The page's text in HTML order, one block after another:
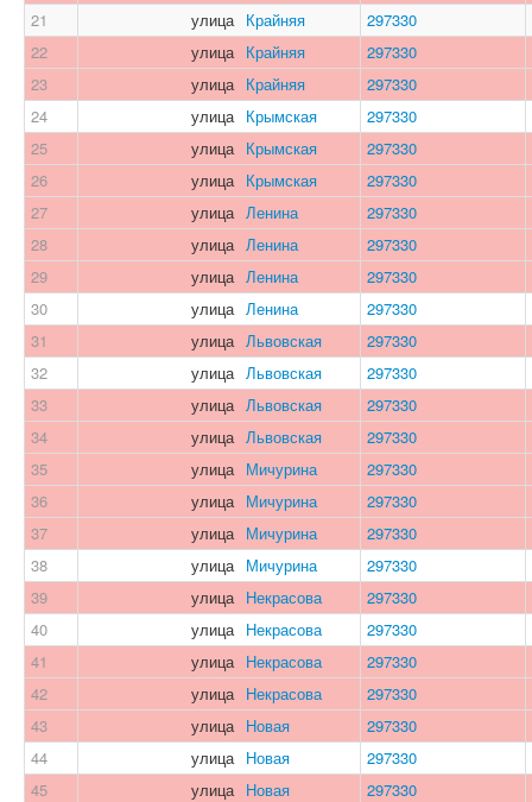
21
улица Крайняя
297330
22
улица Крайняя
297330
23
улица Крайняя
297330
24
улица Крымская
297330
25
улица Крымская
297330
26
улица Крымская
297330
27
улица Ленина
297330
28
улица Ленина
297330
29
улица Ленина
297330
30
улица Ленина
297330
31
улица Львовская
297330
32
улица Львовская
297330
33
улица Львовская
297330
34
улица Львовская
297330
35
улица Мичурина
297330
36
улица Мичурина
297330
37
улица Мичурина
297330
38
улица Мичурина
297330
39
улица Некрасова
297330
40
улица Некрасова
297330
41
улица Некрасова
297330
42
улица Некрасова
297330
43
улица Новая
297330
44
улица Новая
297330
45
улица Новая
297330